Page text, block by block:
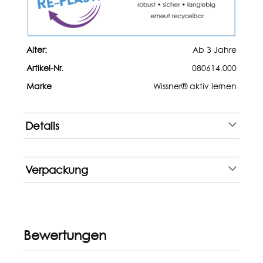
Alter:
Ab 3 Jahre
Artikel-Nr.
080614.000
Marke
Wissner® aktiv lernen
Details
Verpackung
Bewertungen